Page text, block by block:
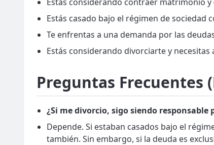
Estás casado bajo el régimen de
Te enfrentas a una demanda por las
Estás considerando divorciarte y
Preguntas Frecuentes
¿Si me divorcio, sigo siendo
Depende. Si estaban casados bajo el
también. Sin embargo, si la deuda es